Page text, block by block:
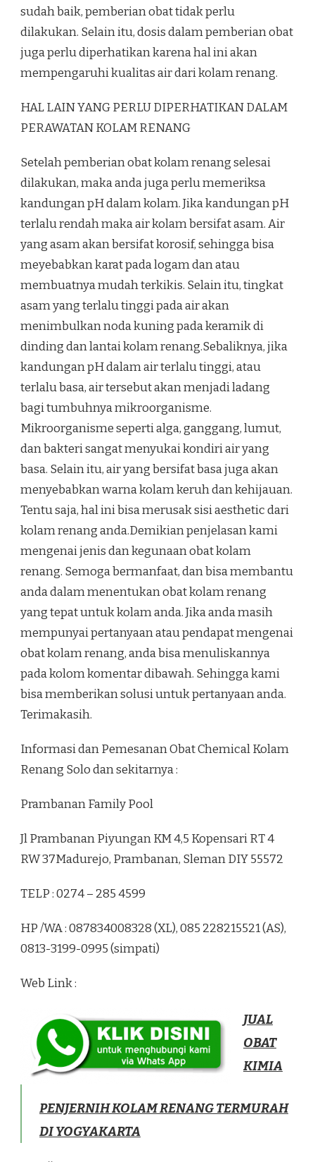
sudah baik, pemberian obat tidak perlu
dilakukan. Selain itu, dosis dalam pemberian obat
juga perlu diperhatikan karena hal ini akan
mempengaruhi kualitas air dari kolam renang.
HAL LAIN YANG PERLU DIPERHATIKAN DALAM
PERAWATAN KOLAM RENANG
Setelah pemberian obat kolam renang selesai
dilakukan, maka anda juga perlu memeriksa
kandungan pH dalam kolam. Jika kandungan pH
terlalu rendah maka air kolam bersifat asam. Air
yang asam akan bersifat korosif, sehingga bisa
meyebabkan karat pada logam dan atau
membuatnya mudah terkikis. Selain itu, tingkat
asam yang terlalu tinggi pada air akan
menimbulkan noda kuning pada keramik di
dinding dan lantai kolam renang.Sebaliknya, jika
kandungan pH dalam air terlalu tinggi, atau
terlalu basa, air tersebut akan menjadi ladang
bagi tumbuhnya mikroorganisme.
Mikroorganisme seperti alga, ganggang, lumut,
dan bakteri sangat menyukai kondiri air yang
basa. Selain itu, air yang bersifat basa juga akan
menyebabkan warna kolam keruh dan kehijauan.
Tentu saja, hal ini bisa merusak sisi aesthetic dari
kolam renang anda.Demikian penjelasan kami
mengenai jenis dan kegunaan obat kolam
renang. Semoga bermanfaat, dan bisa membantu
anda dalam menentukan obat kolam renang
yang tepat untuk kolam anda. Jika anda masih
mempunyai pertanyaan atau pendapat mengenai
obat kolam renang, anda bisa menuliskannya
pada kolom komentar dibawah. Sehingga kami
bisa memberikan solusi untuk pertanyaan anda.
Terimakasih.
Informasi dan Pemesanan Obat Chemical Kolam
Renang Solo dan sekitarnya :
Prambanan Family Pool
Jl Prambanan Piyungan KM 4,5 Kopensari RT 4
RW 37Madurejo, Prambanan, Sleman DIY 55572
TELP : 0274 – 285 4599
HP /WA : 087834008328 (XL), 085 228215521 (AS),
0813-3199-0995 (simpati)
Web Link :
JUAL
OBAT
KIMIA
PENJERNIH KOLAM RENANG TERMURAH
DI YOGYAKARTA